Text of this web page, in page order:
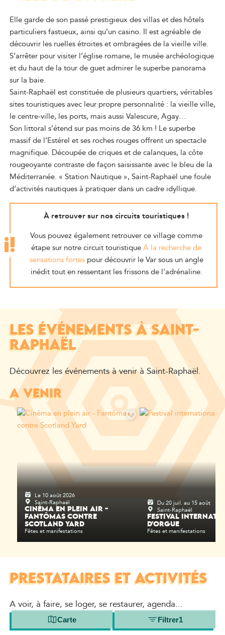
Elle garde de son passé prestigieux des villas et des hôtels
particuliers fastueux, ainsi qu’un casino. Il est agréable de
découvrir les ruelles étroites et ombragées de la vieille ville.
S’arrêter pour visiter l’église romane, le musée archéologique
et du haut de la tour de guet admirer le superbe panorama
sur la baie.
Saint-Raphaël est constituée de plusieurs quartiers, véritables
sites touristiques avec leur propre personnalité : la vieille ville,
le centre-ville, les ports, mais aussi Valescure, Agay…
Son littoral s’étend sur pas moins de 36 km ! Le superbe
massif de l’Estérel et ses roches rouges offrent un spectacle
magnifique. Découpée de criques et de calanques, la côte
rougeoyante contraste de façon saisissante avec le bleu de la
Méditerranée. « Station Nautique », Saint-Raphaël une foule
d’activités nautiques à pratiquer dans un cadre idyllique.
À retrouver sur nos circuits touristiques !
Vous pouvez également retrouver ce village comme
étape sur notre circuit touristiqueA la recherche de
sensations fortespour découvrir le Var sous un angle
inédit tout en ressentant les frissons de l'adrénaline.
LES ÉVÉNEMENTS À SAINT-
RAPHAËL
Découvrez les événements à venir à Saint-Raphaël.
A VENIR
Le 10 août 2026
Saint-Raphaël
CINÉMA EN PLEIN AIR -
FANTÔMAS CONTRE
SCOTLAND YARD
Fêtes et manifestations
Du 20 juil. au 15 août
Saint-Raphaël
FESTIVAL
D'ORGUE
Fêtes et manifestations
PRESTATAIRES ET ACTIVITÉS
A voir, à faire, se loger, se restaurer, agenda...
Carte Filtrer1